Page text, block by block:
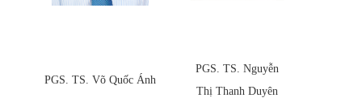
PGS. TS. Võ Quốc Ánh
PGS. TS. Nguyễn
Thị Thanh Duyên